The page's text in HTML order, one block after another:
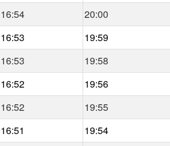
16:54 20:00
16:53 19:59
16:53 19:58
16:52 19:56
16:52 19:55
16:51 19:54